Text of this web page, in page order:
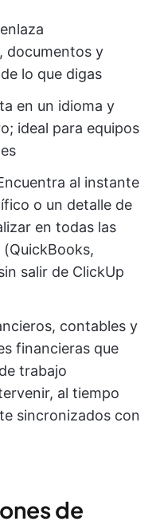
enlaza
documentos y
lo que digas
en un idioma y
ideal para equipos
al instante
o un detalle de
en todas las
salir de ClickUp
contables y
financieras que
trabajo
al tiempo
sincronizados con
de